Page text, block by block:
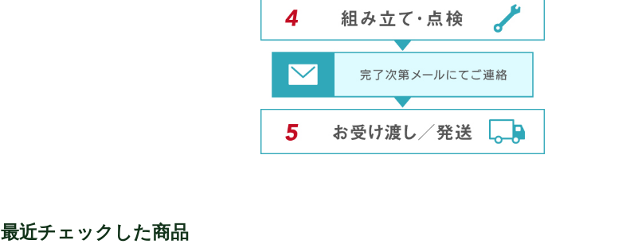
最近チェックした商品